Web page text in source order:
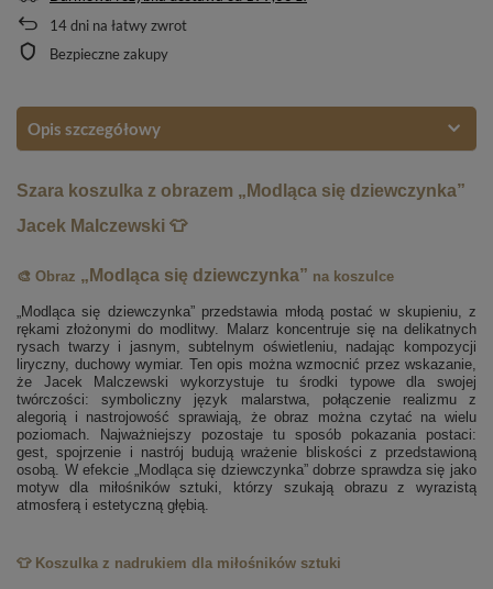
14dni na łatwy zwrot
Bezpieczne zakupy
Opis szczegółowy
Szara koszulka z obrazem „Modląca się dziewczynka”
Jacek Malczewski 👕
🎨 Obraz „Modląca się dziewczynka” na koszulce
„Modląca się dziewczynka” przedstawia młodą postać w skupieniu, z
rękami złożonymi do modlitwy. Malarz koncentruje się na delikatnych
rysach twarzy i jasnym, subtelnym oświetleniu, nadając kompozycji
liryczny, duchowy wymiar. Ten opis można wzmocnić przez wskazanie,
że Jacek Malczewski wykorzystuje tu środki typowe dla swojej
twórczości: symboliczny język malarstwa, połączenie realizmu z
alegorią i nastrojowość sprawiają, że obraz można czytać na wielu
poziomach. Najważniejszy pozostaje tu sposób pokazania postaci:
gest, spojrzenie i nastrój budują wrażenie bliskości z przedstawioną
osobą. W efekcie „Modląca się dziewczynka” dobrze sprawdza się jako
motyw dla miłośników sztuki, którzy szukają obrazu z wyrazistą
atmosferą i estetyczną głębią.
👕 Koszulka z nadrukiem dla miłośników sztuki